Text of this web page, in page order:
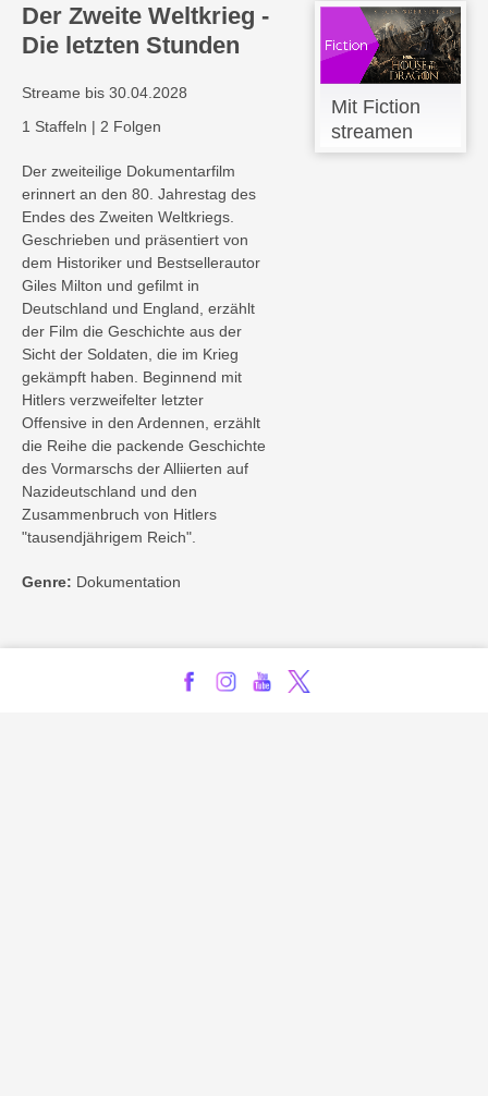
Der Zweite Weltkrieg -
Die letzten Stunden
Streame bis 30.04.2028
1 Staffeln | 2 Folgen
Der zweiteilige Dokumentarfilm
erinnert an den 80. Jahrestag des
Endes des Zweiten Weltkriegs.
Geschrieben und präsentiert von
dem Historiker und Bestsellerautor
Giles Milton und gefilmt in
Deutschland und England, erzählt
der Film die Geschichte aus der
Sicht der Soldaten, die im Krieg
gekämpft haben. Beginnend mit
Hitlers verzweifelter letzter
Offensive in den Ardennen, erzählt
die Reihe die packende Geschichte
des Vormarschs der Alliierten auf
Nazideutschland und den
Zusammenbruch von Hitlers
"tausendjährigem Reich".
Genre: Dokumentation
Mit Fiction
streamen